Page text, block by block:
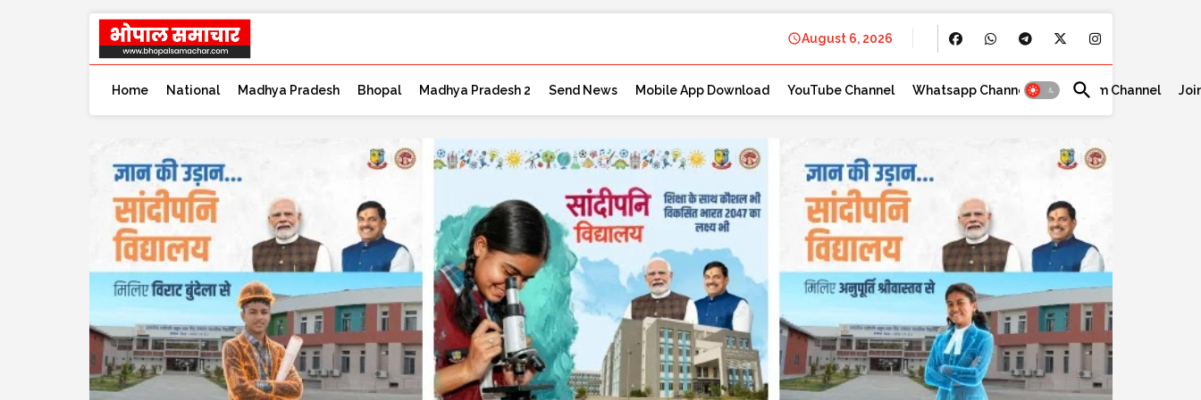
August 6, 2026
Home National Madhya Pradesh Bhopal Madhya Pradesh 2 Send News Mobile App Download YouTube Channel Whatsapp Channel Telegram Channel